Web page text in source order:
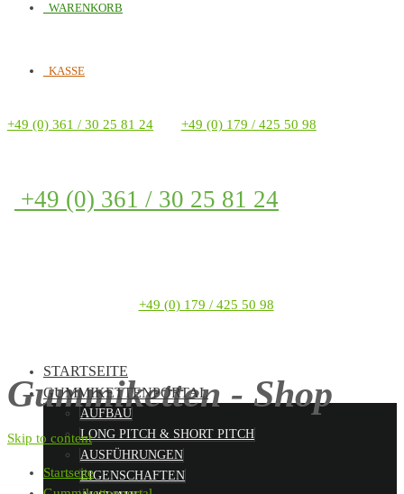
WARENKORB
KASSE
+49 (0) 361 / 30 25 81 24 +49 (0) 179 / 425 50 98
+49 (0) 361 / 30 25 81 24
+49 (0) 179 / 425 50 98
Gummiketten - Shop
STARTSEITE
GUMMIKETTENPORTAL
AUFBAU
LONG PITCH & SHORT PITCH
AUSFÜHRUNGEN
EIGENSCHAFTEN
Skip to content
Startseite